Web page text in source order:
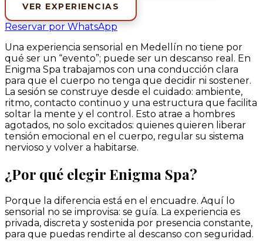
VER EXPERIENCIAS
Reservar por WhatsApp
Una experiencia sensorial en Medellín no tiene por
qué ser un “evento”; puede ser un descanso real. En
Enigma Spa trabajamos con una conducción clara
para que el cuerpo no tenga que decidir ni sostener.
La sesión se construye desde el cuidado: ambiente,
ritmo, contacto continuo y una estructura que facilita
soltar la mente y el control. Esto atrae a hombres
agotados, no solo excitados: quienes quieren liberar
tensión emocional en el cuerpo, regular su sistema
nervioso y volver a habitarse.
¿Por qué elegir Enigma Spa?
Porque la diferencia está en el encuadre. Aquí lo
sensorial no se improvisa: se guía. La experiencia es
privada, discreta y sostenida por presencia constante,
para que puedas rendirte al descanso con seguridad.